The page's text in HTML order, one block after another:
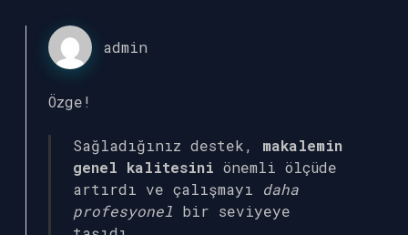
admin
Özge!
Sağladığınız destek, makalemin
genel kalitesini önemli ölçüde
artırdı ve çalışmayı daha
profesyonel bir seviyeye